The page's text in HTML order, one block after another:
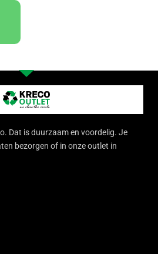
Dat is duurzaam en voordelig. Je
bezorgen of in onze outlet in